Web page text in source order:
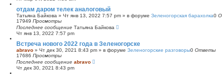
отдам даром телек аналоговый
Татьяна Байкова » Чт янв 13, 2022 7:57 pm » в форуме Зеленогорская барахолка0
17949 Просмотры
Последнее сообщение Татьяна Байкова
Чт янв 13, 2022 7:57 pm
Встреча нового 2022 года в Зеленогорске
abravo » Чт дек 30, 2021 8:43 pm » в форуме Зеленогорские разговоры0 Ответы
17686 Просмотры
Последнее сообщение abravo
Чт дек 30, 2021 8:43 pm